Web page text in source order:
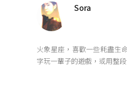
Sora
火象星座，喜歡一些耗盡生
字玩一輩子的遊戲，或用整